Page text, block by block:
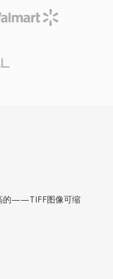
的——TIFF图像可缩